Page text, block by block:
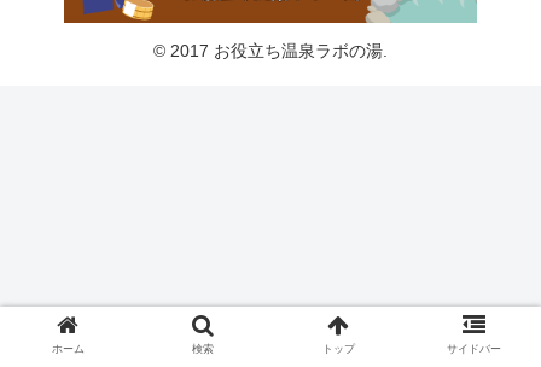
© 2017 お役立ち温泉ラボの湯.
ホーム 検索 トップ サイドバー